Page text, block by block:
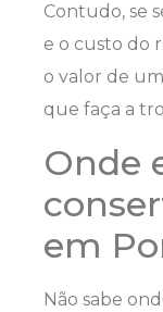
Contudo, se
e o custo do
o valor de
que faça a
Onde
em
Não sabe